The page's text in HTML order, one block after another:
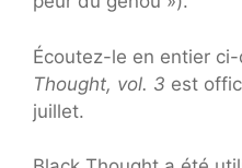
Écoutez-le en entier
Thought, vol. 3 est
juillet.